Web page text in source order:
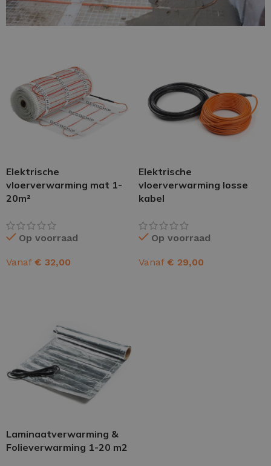
Elektrische
vloerverwarming mat 1-
20m²
Op voorraad
Vanaf € 32,00
Elektrische
vloerverwarming losse
kabel
Op voorraad
Vanaf € 29,00
Laminaatverwarming &
Folieverwarming 1-20 m2